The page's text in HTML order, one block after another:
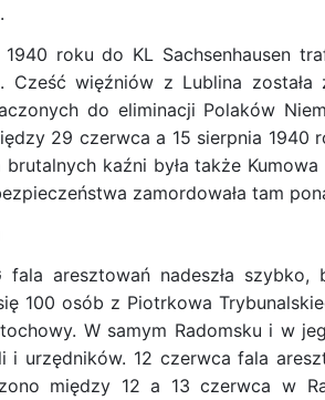
roku do KL Sachsenhausen
Cześć więźniów z Lublina
do eliminacji Polaków
29 czerwca a 15 sierpnia
brutalnych kaźni była także
zamordowała tam
fala aresztowań nadeszła
100 osób z Piotrkowa
W samym Radomsku i w
i urzędników. 12 czerwca fala
między 12 a 13 czerwca w